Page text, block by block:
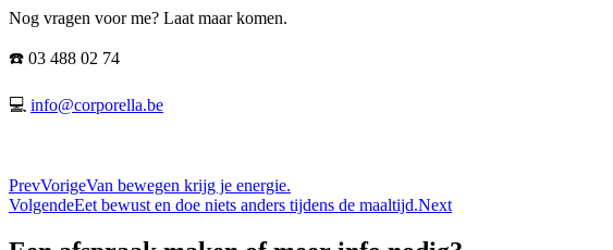
Nog vragen voor me? Laat maar komen.
☎️ 03 488 02 74
💻 info@corporella.be
PrevVorigeVan bewegen krijg je energie.
VolgendeEet bewust en doe niets anders tijdens de maaltijd.Next